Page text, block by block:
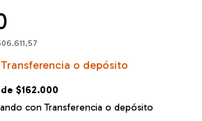
Transferencia o depósito
$162.000
con Transferencia o depósito